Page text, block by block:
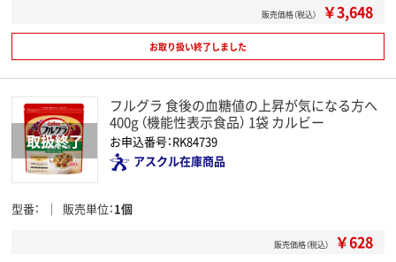
販売価格（税込） ￥3,648
お取り扱い終了しました
フルグラ 食後の血糖値の上昇が気になる方へ
400g （機能性表示食品） 1袋 カルビー
お申込番号：RK84739
アスクル在庫商品
型番 販売単位 1個
販売価格（税込） ￥628